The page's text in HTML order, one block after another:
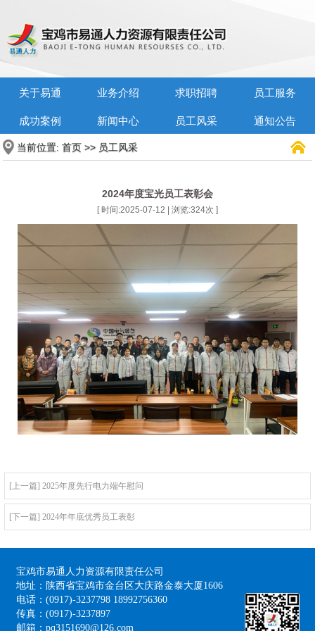
关于易通 业务介绍 求职招聘 员工服务
成功案例 新闻中心 员工风采 通知公告
当前位置: 首页 >> 员工风采
2024年度宝光员工表彰会
[ 时间:2025-07-12 | 浏览:324次 ]
[上一篇] 2025年度先行电力端午慰问
[下一篇] 2024年年底优秀员工表彰
宝鸡市易通人力资源有限责任公司
地址：陕西省宝鸡市金台区大庆路金泰大厦1606
电话：(0917)-3237798 18992756360
传真：(0917)-3237897
邮箱：pq3151690@126.com